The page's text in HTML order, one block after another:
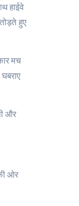
हाईवे
हुए
मच
और
ओर